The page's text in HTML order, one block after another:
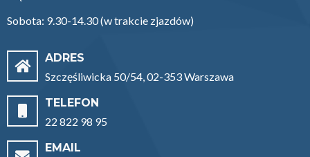
Sobota: 9.30-14.30 (w trakcie zjazdów)
ADRES
Szczęśliwicka 50/54, 02-353 Warszawa
TELEFON
22 822 98 95
EMAIL